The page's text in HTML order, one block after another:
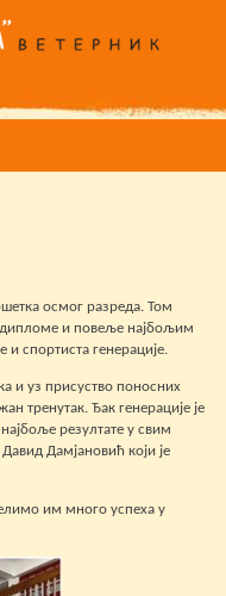
осмог разреда. Том
и повеље најбољим
и спортиста генерације.
и уз присуство поносних
тренутак. Ђак генерације је
резултате у свим
Дамјановић који је
им много успеха у